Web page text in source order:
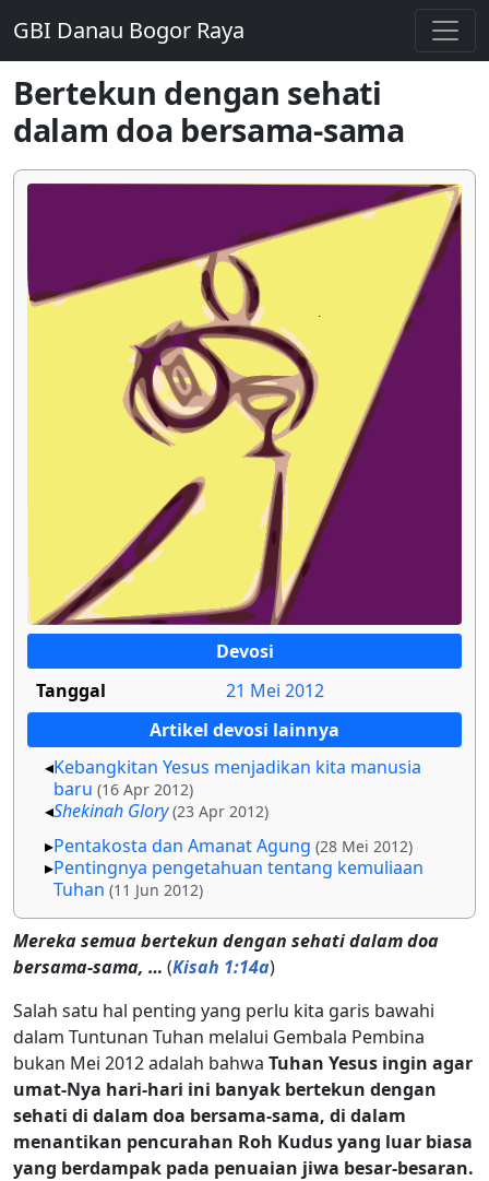
GBI Danau Bogor Raya
Bertekun dengan sehati
dalam doa bersama-sama
Devosi
Tanggal
21 Mei 2012
Artikel devosi lainnya
Kebangkitan Yesus menjadikan kita manusia
baru (16 Apr 2012)
Shekinah Glory (23 Apr 2012)
Pentakosta dan Amanat Agung (28 Mei 2012)
Pentingnya pengetahuan tentang kemuliaan
Tuhan (11 Jun 2012)
Mereka semua bertekun dengan sehati dalam doa
bersama-sama, … (Kisah 1:14a)
Salah satu hal penting yang perlu kita garis bawahi
dalam Tuntunan Tuhan melalui Gembala Pembina
bukan Mei 2012 adalah bahwa Tuhan Yesus ingin agar
umat-Nya hari-hari ini banyak bertekun dengan
sehati di dalam doa bersama-sama, di dalam
menantikan pencurahan Roh Kudus yang luar biasa
yang berdampak pada penuaian jiwa besar-besaran.